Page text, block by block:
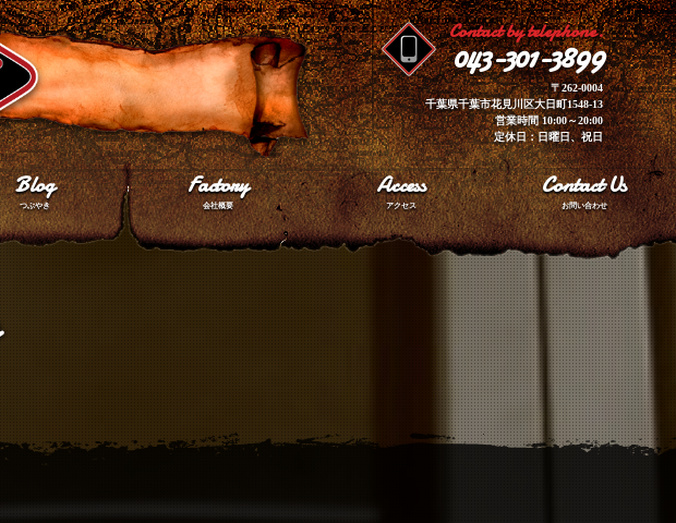
Contact by telephone.
043-301-3899
〒262-0004
千葉県千葉市花見川区大日町1548-13
営業時間 10:00～20:00
定休日：日曜日、祝日
Blog
つぶやき
Factory
会社概要
Access
アクセス
Contact Us
お問い合わせ